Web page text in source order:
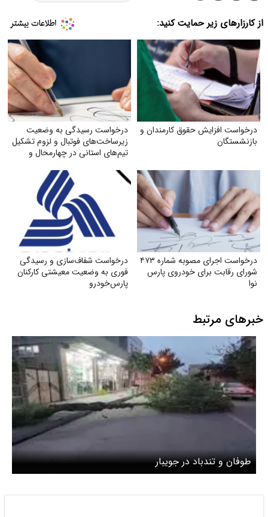
از کارزارهای زیر حمایت کنید:
درخواست افزایش حقوق کارمندان و
بازنشستگان
درخواست رسیدگی به وضعیت
زیرساخت‌های فوتبال و لزوم تشکیل
تیم‌های استانی در چهارمحال و
درخواست اجرای مصوبه شماره ۴۷۳
شورای رقابت برای خودروی پارس
نوا
درخواست شفاف‌سازی و رسیدگی
فوری به وضعیت معیشتی کارکنان
پارس‌خودرو
خبرهای مرتبط
طوفان و تندباد در جویبار